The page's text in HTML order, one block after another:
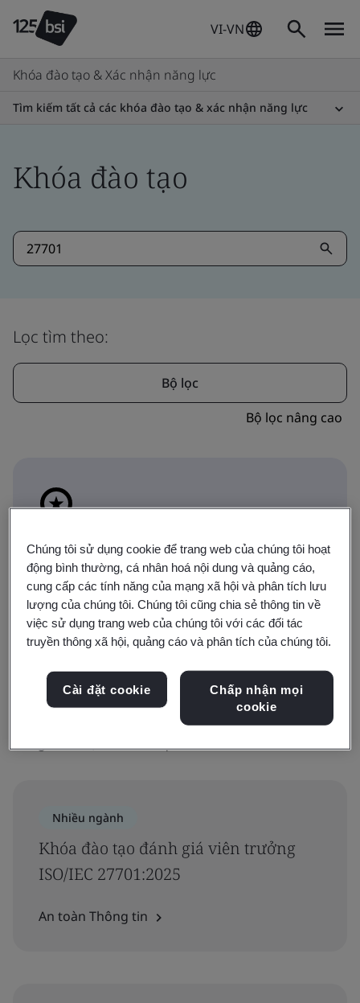
VI-VN
Khóa đào tạo & Xác nhận năng lực
Tìm kiếm tất cả các khóa đào tạo & xác nhận năng lực
Khóa đào tạo
Lọc tìm theo:
Bộ lọc
Bộ lọc nâng cao
Biểu tượng này cho biết khóa đào tạo nào
thuộc lộ trình xác nhận năng lực. Chuyển sang
phần Chương trình xác nhận năng lực để hiển
thị các lựa chọn chương trình Xác nhận năng
lực.
Đào tạo Chương trình xác nhận năng lực
Nhiều ngành
Khóa đào tạo đánh giá viên trưởng
ISO/IEC 27701:2025
An toàn Thông tin
Chúng tôi sử dụng cookie để trang web của chúng tôi hoạt
động bình thường, cá nhân hoá nội dung và quảng cáo,
cung cấp các tính năng của mạng xã hội và phân tích lưu
lượng của chúng tôi. Chúng tôi cũng chia sẻ thông tin về
việc sử dụng trang web của chúng tôi với các đối tác
truyền thông xã hội, quảng cáo và phân tích của chúng tôi.
Cài đặt cookie
Chấp nhận mọi
cookie